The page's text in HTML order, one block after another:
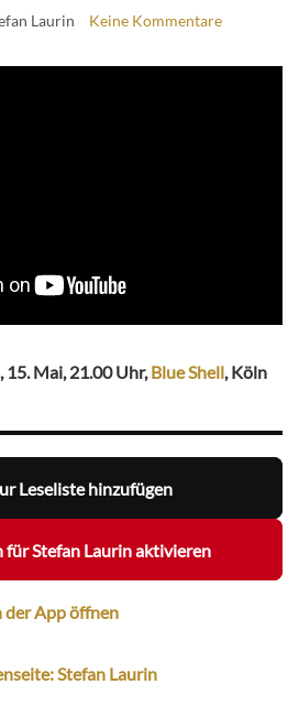
Laurin Keine Kommentare
Mai, 21.00 Uhr,Blue Shell, Köln
Leseliste hinzufügen
für Stefan Laurin aktivieren
der App öffnen
Stefan Laurin